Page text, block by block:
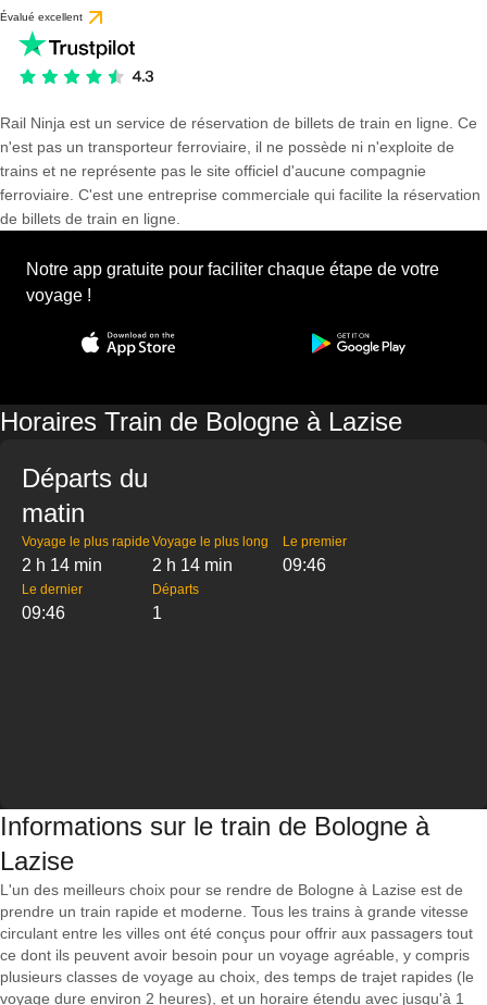
Évalué excellent
Rail Ninja est un service de réservation de billets de train en ligne. Ce
n'est pas un transporteur ferroviaire, il ne possède ni n'exploite de
trains et ne représente pas le site officiel d'aucune compagnie
ferroviaire. C'est une entreprise commerciale qui facilite la réservation
de billets de train en ligne.
Notre app gratuite pour faciliter chaque étape de votre
voyage !
Horaires Train de Bologne à Lazise
Départs du
matin
Voyage le plus rapide
2 h 14 min
Voyage le plus long
2 h 14 min
Le premier
09:46
Le dernier
09:46
Départs
1
Informations sur le train de Bologne à
Lazise
L'un des meilleurs choix pour se rendre de Bologne à Lazise est de
prendre un train rapide et moderne. Tous les trains à grande vitesse
circulant entre les villes ont été conçus pour offrir aux passagers tout
ce dont ils peuvent avoir besoin pour un voyage agréable, y compris
plusieurs classes de voyage au choix, des temps de trajet rapides (le
voyage dure environ 2 heures), et un horaire étendu avec jusqu'à 1